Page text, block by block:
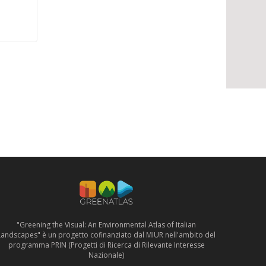
"Greening the Visual: An Environmental Atlas of Italian
è un progetto cofinanziato dal MIUR nell'ambito del
programma PRIN (Progetti di Ricerca di Rilevante Interesse
Nazionale)